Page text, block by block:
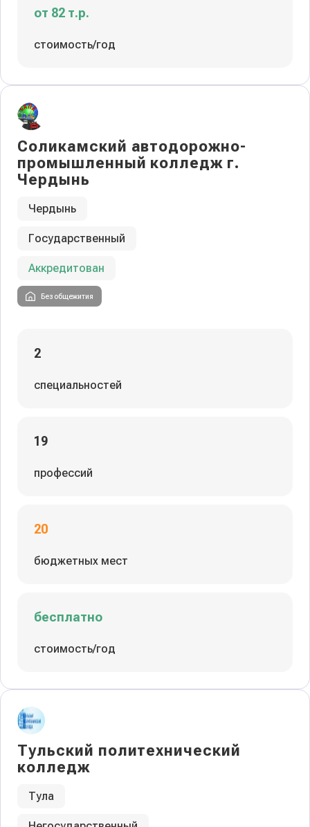
от 82 т.р.
стоимость/год
Соликамский автодорожно-
промышленный колледж г.
Чердынь
Чердынь
Государственный
Аккредитован
Без общежития
2
специальностей
19
профессий
20
бюджетных мест
бесплатно
стоимость/год
Тульский политехнический
колледж
Тула